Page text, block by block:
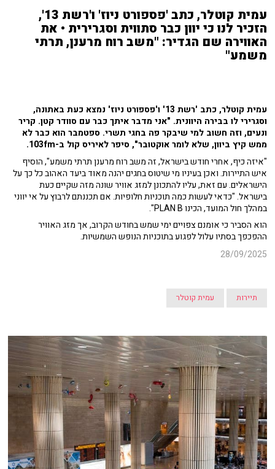
עמית קוטלר, כתב 'פספורט ניוז' ו'רשת 13',
הזכיר לנו כי יוון כבר סתווית וסגרירית • את
האווירה שם הגדיר: "משב רוח מרענן, תרתי
משמע"
עמית קוטלר, כתב 'רשת 13' ו'פספורט ניוז' נמצא כעת באתונה,
וסגרירי לו בבירה היוונית. "אני מדבר איתך כבר עם סוודר קטן. קריר
ונעים, וזה חשוב למי שיבקר פה בחגי תשרי. ספטמבר הוא כבר לא
ממש קיץ ביוון, שלא לומר אוקטובר", סיפר לאיריס קול ב-103fm.
"איזה כיף, אחרי חודש בישראל, זה משב רוח מרענן תרתי משמע", הוסיף
איש התיירות. ואכן בעיניו מי שיטוס בחגים יהנה מאוד ביעד האהוב כל כך על
הישראלים. עם זאת, עליו להתכונן למזג אוויר שונה מזה שקיים כעת
בישראל. "כדאי לעשות כמה תוכניות חלופיות. אם תכננתם לרבוץ על אי יווני
במהלך חול המועד, הכינו PLAN B".
הוא הסביר כי אומנם צפויים ימי שמש בחודש הקרוב, אך מזג האוויר
ההפכפך בסתיו עלול לפגוע בתוכניות הנופש השמשיות.
28/09/2025
תיירות עמית קוטלר